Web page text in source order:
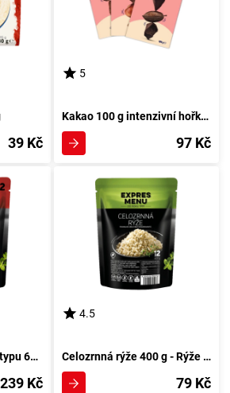
39 Kč
5
Kakao 100 g intenzivní hořkosti od HealthyCo
97 Kč
Omáčka Boloňského typu 600 g
239 Kč
4.5
Celozrnná rýže 400 g - Rýže z celých zrn 400 g
79 Kč